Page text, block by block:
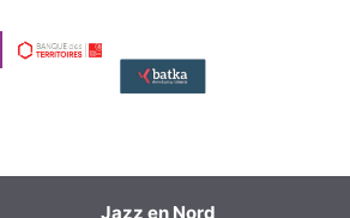
Jazz en Nord